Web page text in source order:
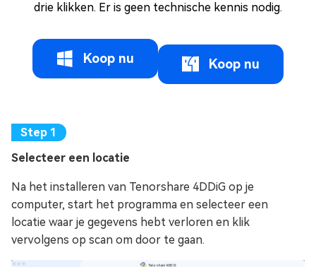
drie klikken. Er is geen technische kennis nodig.
Koop nu Koop nu
Selecteer een locatie
Na het installeren van Tenorshare 4DDiG op je
computer, start het programma en selecteer een
locatie waar je gegevens hebt verloren en klik
vervolgens op scan om door te gaan.